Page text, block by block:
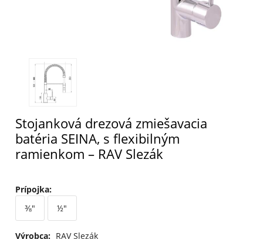
Stojanková drezová zmiešavacia
batéria SEINA, s flexibilným
ramienkom – RAV Slezák
Prípojka:
⅜"
½"
Výrobca: RAV Slezák